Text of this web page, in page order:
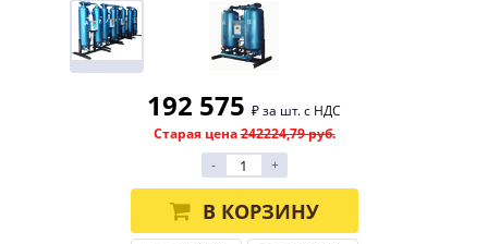
192 575 ₽ за шт. с НДС
Старая цена242224,79 руб.
-
+
В КОРЗИНУ